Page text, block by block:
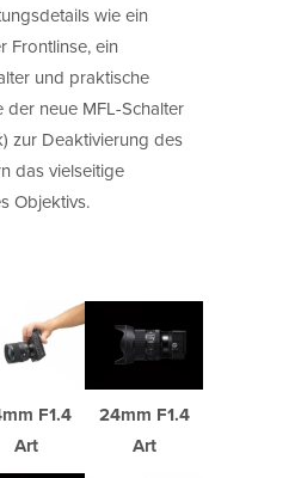
wie ein
Frontlinse, ein
und praktische
der neue MFL-Schalter
zur Deaktivierung des
das vielseitige
Objektivs.
F1.4
Art
24mm F1.4
Art